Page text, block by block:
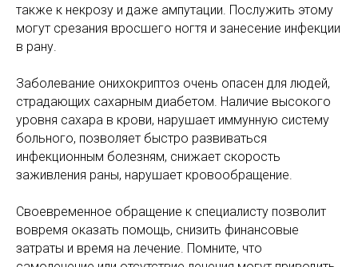
также к некрозу и даже ампутации. Послужить этому
могут срезания вросшего ногтя и занесение инфекции
в рану.
Заболевание онихокриптоз очень опасен для людей,
страдающих сахарным диабетом. Наличие высокого
уровня сахара в крови, нарушает иммунную систему
больного, позволяет быстро развиваться
инфекционным болезням, снижает скорость
заживления раны, нарушает кровообращение.
Своевременное обращение к специалисту позволит
вовремя оказать помощь, снизить финансовые
затраты и время на лечение. Помните, что